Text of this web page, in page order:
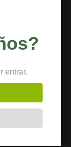
entrar.